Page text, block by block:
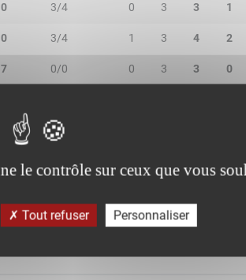
3/4 0 3 3 1
3/4 1 3 4 2
0/0 0 3 3 0
0/0
le contrôle sur ceux que vous
Tout refuser Personnaliser